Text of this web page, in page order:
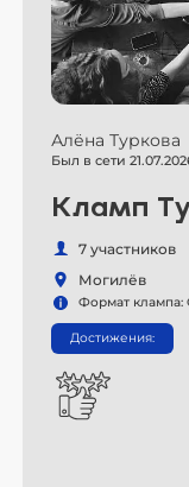
Алёна Туркова
Был в сети
Кламп
7 участников
Могилёв
Формат клампа:
Достижения: